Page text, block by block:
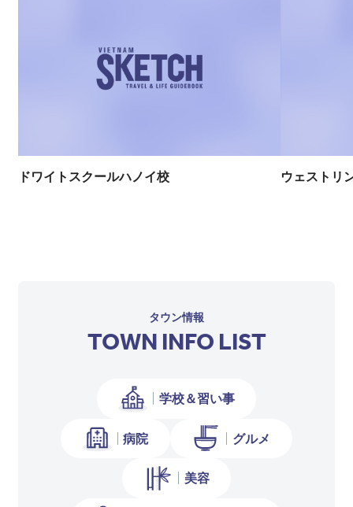
ドワイトスクールハノイ校 ウェストリ
タウン情報
TOWN INFO LIST
学校＆習い事
病院 グルメ
美容